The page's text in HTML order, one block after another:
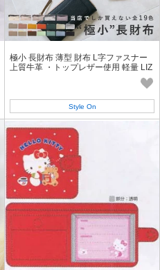
極小 長財布 薄型 財布 L字ファスナー
上質牛革 ・トップレザー使用 軽量 LIZ
Style On